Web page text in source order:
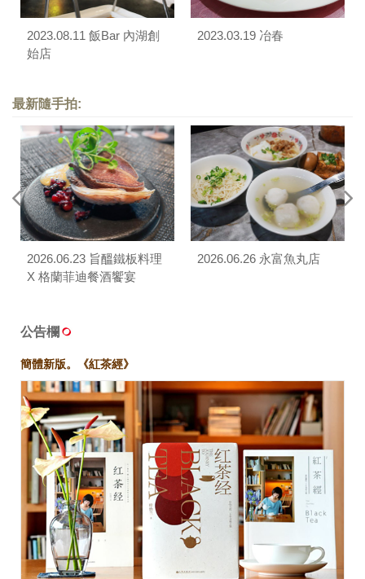
2023.08.11 飯Bar 內湖創
始店
2023.03.19 冶春
最新隨手拍:
2026.06.23 旨醞鐵板料理
X 格蘭菲迪餐酒饗宴
2026.06.26 永富魚丸店
公告欄
簡體新版。《紅茶經》